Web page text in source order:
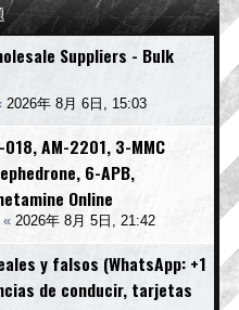
Suppliers - Bulk
2026年 8月 6日, 15:03
AM-2201, 3-MMC
6-APB,
Online
« 2026年 8月 5日, 21:42
y falsos (WhatsApp: +1
de conducir, tarjetas